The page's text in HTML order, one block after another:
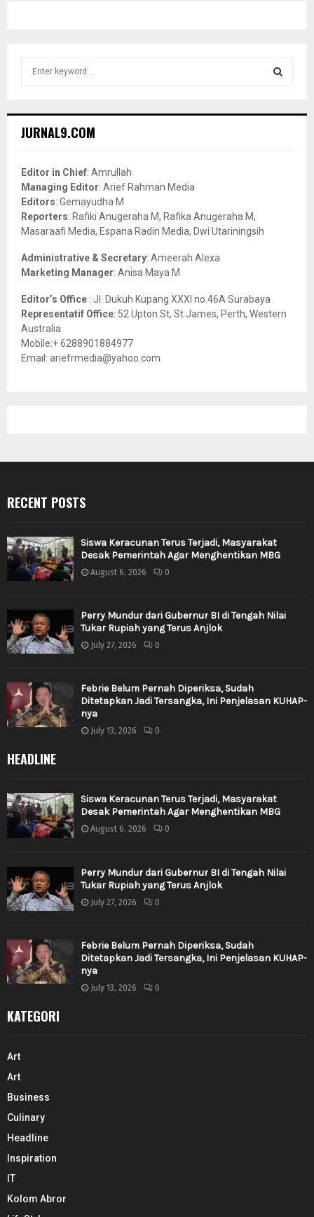
h
o
r
:
JURNAL9.COM
Editor in Chief: Amrullah
Managing Editor: Arief Rahman Media
Editors: Gemayudha M
Reporters: Rafiki Anugeraha M, Rafika Anugeraha M,
Masaraafi Media, Espana Radin Media, Dwi Utariningsih
Administrative & Secretary: Ameerah Alexa
Marketing Manager: Anisa Maya M
Editor’s Office : Jl. Dukuh Kupang XXXI no.46A Surabaya
Representatif Office: 52 Upton St, St James, Perth, Western
Australia
Mobile:+ 6288901884977
Email: ariefrmedia@yahoo.com
RECENT POSTS
Siswa Keracunan Terus Terjadi, Masyarakat
Desak Pemerintah Agar Menghentikan MBG
August 6, 2026 0
Perry Mundur dari Gubernur BI di Tengah Nilai
Tukar Rupiah yang Terus Anjlok
July 27, 2026 0
Febrie Belum Pernah Diperiksa, Sudah
Ditetapkan Jadi Tersangka, Ini Penjelasan KUHAP-
nya
July 13, 2026 0
HEADLINE
Siswa Keracunan Terus Terjadi, Masyarakat
Desak Pemerintah Agar Menghentikan MBG
August 6, 2026 0
Perry Mundur dari Gubernur BI di Tengah Nilai
Tukar Rupiah yang Terus Anjlok
July 27, 2026 0
Febrie Belum Pernah Diperiksa, Sudah
Ditetapkan Jadi Tersangka, Ini Penjelasan KUHAP-
nya
July 13, 2026 0
KATEGORI
Art
Art
Business
Culinary
Headline
Inspiration
IT
Kolom Abror